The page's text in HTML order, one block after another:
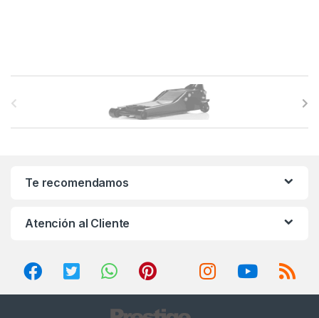
a
Te recomendamos
Atención al Cliente